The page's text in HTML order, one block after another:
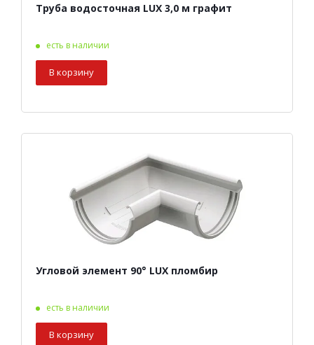
Труба водосточная LUX 3,0 м графит
есть в наличии
В корзину
Угловой элемент 90° LUX пломбир
есть в наличии
В корзину